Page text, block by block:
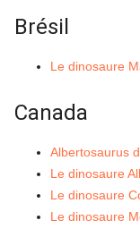
Brésil
Le dinosaure
Canada
Albertosaurus
Le dinosaure
Le dinosaure
Le dinosaure